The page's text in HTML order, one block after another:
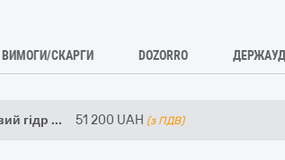
ВИМОГИ/СКАРГИ DOZORRO
гідр ... 51 200 UAH (з ПДВ)